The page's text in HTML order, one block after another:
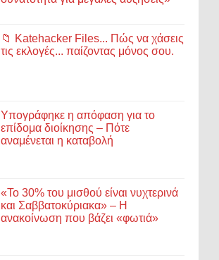
📁 Katehacker Files... Πώς να χάσεις
τις εκλογές... παίζοντας μόνος σου.
Υπογράφηκε η απόφαση για το
επίδομα διοίκησης – Πότε
αναμένεται η καταβολή
«Το 30% του μισθού είναι νυχτερινά
και Σαββατοκύριακα» – Η
ανακοίνωση που βάζει «φωτιά»